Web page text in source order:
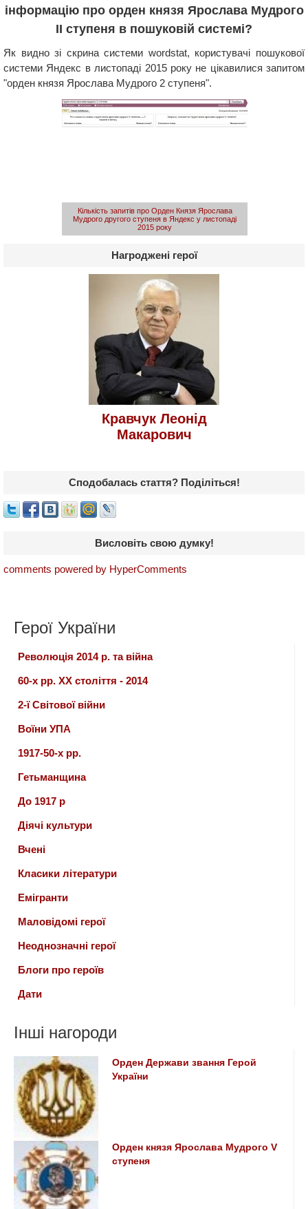
інформацію про орден князя Ярослава Мудрого
II ступеня в пошуковій системі?
Як видно зі скрина системи wordstat, користувачі пошукової
системи Яндекс в листопаді 2015 року не цікавилися запитом
"орден князя Ярослава Мудрого 2 ступеня".
Кількість запитів про Орден Князя Ярослава
Мудрого другого ступеня в Яндекс у листопаді
2015 року
Нагроджені герої
Кравчук Леонід
Макарович
Сподобалась стаття? Поділіться!
Висловіть свою думку!
comments powered by HyperComments
Герої України
Революція 2014 р. та війна
60-х рр. ХХ століття - 2014
2-ї Світової війни
Воїни УПА
1917-50-х рр.
Гетьманщина
До 1917 р
Діячі культури
Вчені
Класики літератури
Емігранти
Маловідомі герої
Неоднозначні герої
Блоги про героїв
Дати
Інші нагороди
Орден Держави звання Герой
України
Орден князя Ярослава Мудрого V
ступеня